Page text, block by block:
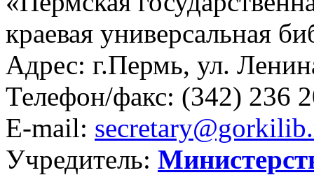
краевая универсальная
Адрес: г.Пермь, ул.
Телефон/факс: (342) 236
E-mail:
Учредитель: